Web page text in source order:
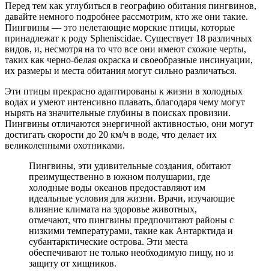
Перед тем как углубиться в географию обитания пингвинов,
давайте немного подробнее рассмотрим, кто же они такие.
Пингвины — это нелетающие морские птицы, которые
принадлежат к роду Spheniscidae. Существует 18 различных
видов, и, несмотря на то что все они имеют схожие черты,
таких как черно-белая окраска и своеобразные инсинуации,
их размеры и места обитания могут сильно различаться.
Эти птицы прекрасно адаптированы к жизни в холодных
водах и умеют интенсивно плавать, благодаря чему могут
нырять на значительные глубины в поисках провизии.
Пингвины отличаются энергичной активностью, они могут
достигать скорости до 20 км/ч в воде, что делает их
великолепными охотниками.
Пингвины, эти удивительные создания, обитают
преимущественно в южном полушарии, где
холодные воды океанов предоставляют им
идеальные условия для жизни. Врачи, изучающие
влияние климата на здоровье животных,
отмечают, что пингвины предпочитают районы с
низкими температурами, такие как Антарктида и
субантарктические острова. Эти места
обеспечивают не только необходимую пищу, но и
защиту от хищников.